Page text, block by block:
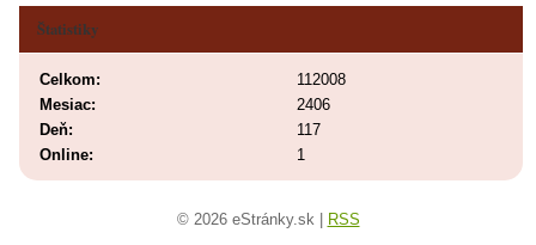
Štatistiky
Online: 1
Celkom:
112008
Mesiac:
2406
Deň:
117
© 2026 eStránky.sk RSS